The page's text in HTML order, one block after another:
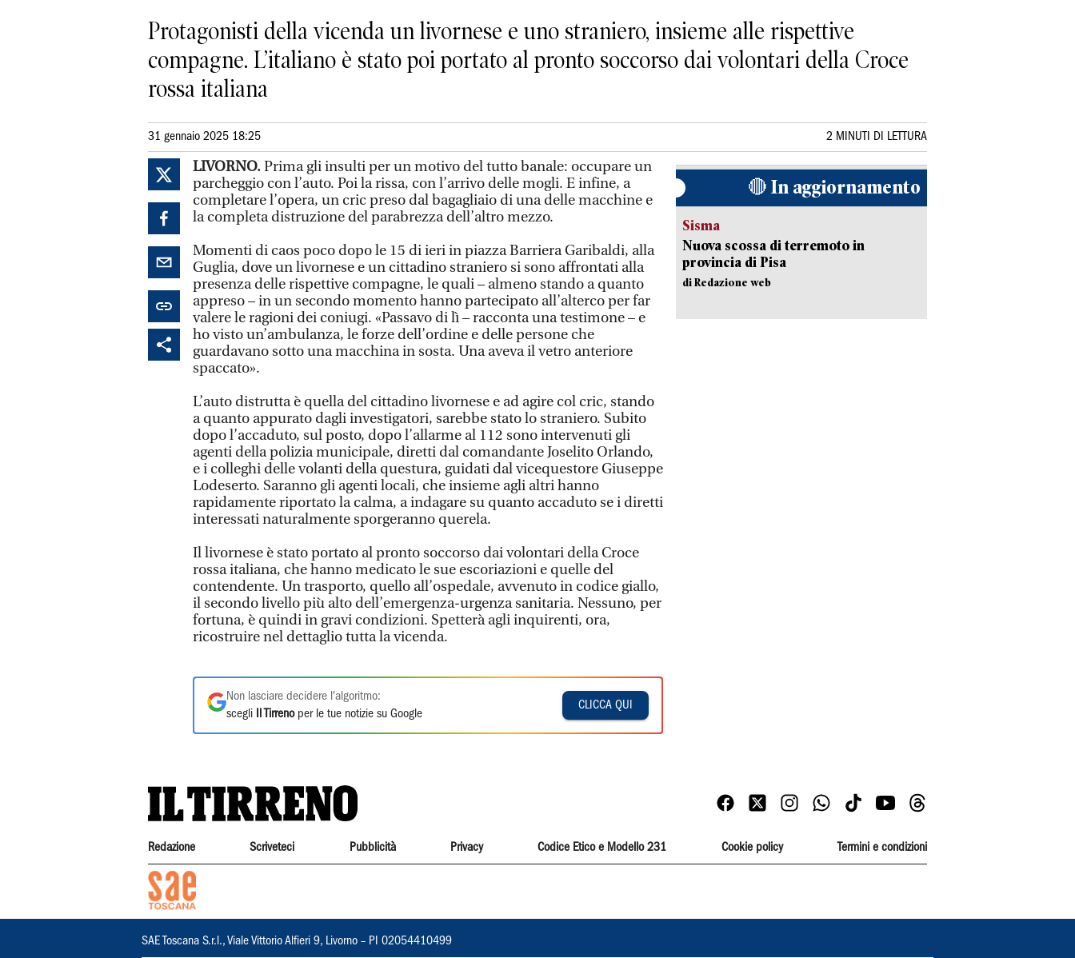
Protagonisti della vicenda un livornese e uno straniero, insieme alle rispettive
compagne. L’italiano è stato poi portato al pronto soccorso dai volontari della Croce
rossa italiana
31 gennaio 2025 18:25 2 MINUTI DI LETTURA
LIVORNO.Prima gli insulti per un motivo del tutto banale: occupare un
parcheggio con l’auto. Poi la rissa, con l’arrivo delle mogli. E infine, a
completare l’opera, un cric preso dal bagagliaio di una delle macchine e
la completa distruzione del parabrezza dell’altro mezzo.
Momenti di caos poco dopo le 15 di ieri in piazza Barriera Garibaldi, alla
Guglia, dove un livornese e un cittadino straniero si sono affrontati alla
presenza delle rispettive compagne, le quali – almeno stando a quanto
appreso – in un secondo momento hanno partecipato all’alterco per far
valere le ragioni dei coniugi. «Passavo di lì – racconta una testimone – e
ho visto un’ambulanza, le forze dell’ordine e delle persone che
guardavano sotto una macchina in sosta. Una aveva il vetro anteriore
spaccato».
L’auto distrutta è quella del cittadino livornese e ad agire col cric, stando
a quanto appurato dagli investigatori, sarebbe stato lo straniero. Subito
dopo l’accaduto, sul posto, dopo l’allarme al 112 sono intervenuti gli
agenti della polizia municipale, diretti dal comandante Joselito Orlando,
e i colleghi delle volanti della questura, guidati dal vicequestore Giuseppe
Lodeserto. Saranno gli agenti locali, che insieme agli altri hanno
rapidamente riportato la calma, a indagare su quanto accaduto se i diretti
interessati naturalmente sporgeranno querela.
Il livornese è stato portato al pronto soccorso dai volontari della Croce
rossa italiana, che hanno medicato le sue escoriazioni e quelle del
contendente. Un trasporto, quello all’ospedale, avvenuto in codice giallo,
il secondo livello più alto dell’emergenza-urgenza sanitaria. Nessuno, per
fortuna, è quindi in gravi condizioni. Spetterà agli inquirenti, ora,
ricostruire nel dettaglio tutta la vicenda.
Non lasciare decidere l'algoritmo:
scegli
Il Tirrenoper le tue notizie su Google
CLICCA QUI
🔴 In aggiornamento
Sisma
Nuova scossa di terremoto in
provincia di Pisa
di Redazione web
Redazione Scriveteci Pubblicità Privacy Codice Etico e Modello 231 Cookie policy Termini e condizioni
SAE Toscana S.r.l., Viale Vittorio Alfieri 9, Livorno – PI 02054410499